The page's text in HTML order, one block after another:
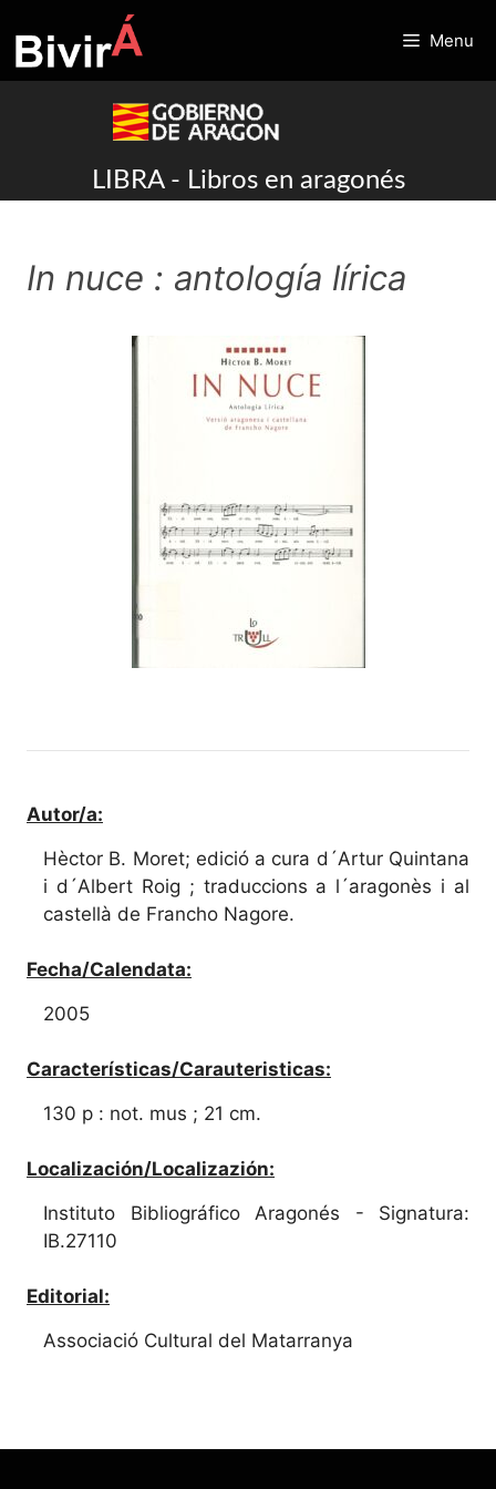
to
content
Menu
LIBRA - Libros en aragonés
In nuce : antología lírica
Autor/a:
Hèctor B. Moret; edició a cura d´Artur Quintana
i d´Albert Roig ; traduccions a l´aragonès i al
castellà de Francho Nagore.
Fecha/Calendata:
2005
Características/Carauteristicas:
130 p : not. mus ; 21 cm.
Localización/Localizazión:
Instituto Bibliográfico Aragonés - Signatura:
IB.27110
Editorial:
Associació Cultural del Matarranya